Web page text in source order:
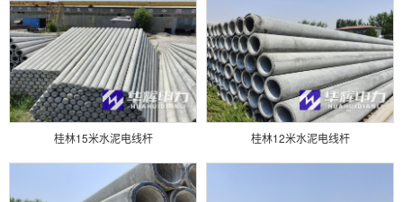
桂林15米水泥电线杆 桂林12米水泥电线杆